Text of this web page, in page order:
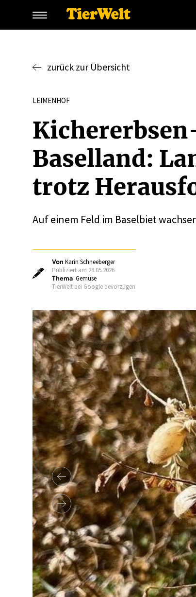
zurück zur Übersicht
LEIMENHOF
Baselland:
trotz
Auf einem Feld im Baselbiet
VonKarin Schneeberger
Publiziert am 29.05.2026
Thema Gemüse
TierWelt bei Google bevorzugen